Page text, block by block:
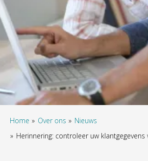
Home Over ons
Nieuws
Herinnering: controleer uw klantgegevens